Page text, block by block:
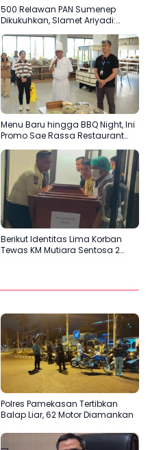
500 Relawan PAN Sumenep
Dikukuhkan, Slamet Ariyadi:
Garda Terdepan Bantu Rakyat
Menu Baru hingga BBQ Night, Ini
Promo Sae Rassa Restaurant
Berikut Identitas Lima Korban
Tewas KM Mutiara Sentosa 2
Polres Pamekasan Tertibkan
Balap Liar, 62 Motor Diamankan